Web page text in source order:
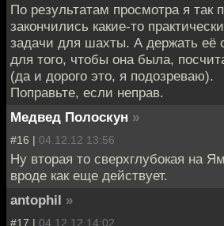
По результатам просмотра я так
закончились какие-то
задачи для шахты. А держать её
для того, чтобы она была,
(да и дорого это, я подозреваю).
Поправьте, если неправ.
Медвед Полоскун »
#16 | 04.12.12 13:56
Ну вторая то сверхглубокая на
вроде как еще действует.
antophil »
#17 | 04.12.12 14:02